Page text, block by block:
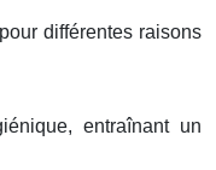
pour différentes raisons
entraînant un